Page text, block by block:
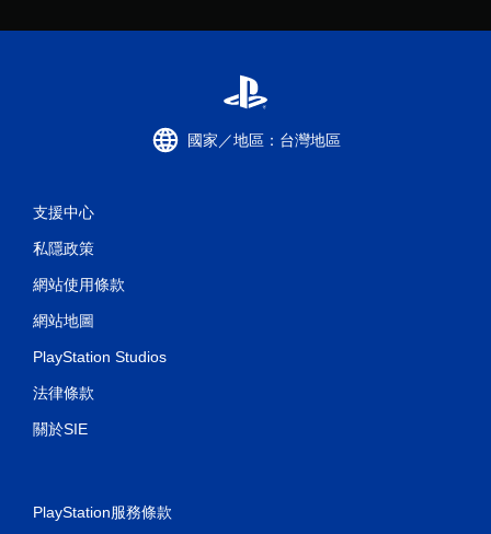
國家／地區：台灣地區
支援中心
私隱政策
網站使用條款
網站地圖
PlayStation Studios
法律條款
關於SIE
PlayStation服務條款